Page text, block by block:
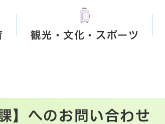
観光・文化・スポーツ
】へのお問い合わせ